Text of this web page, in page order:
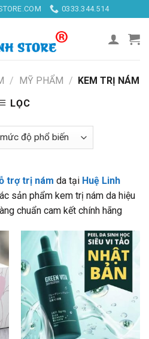
0333.344.514
/ MỸ PHẨM / KEM TRỊ NÁM
LỌC
trợ trị nám da tại Huệ Linh
sản phẩm kem trị nám da hiệu
chuẩn cam kết chính hãng